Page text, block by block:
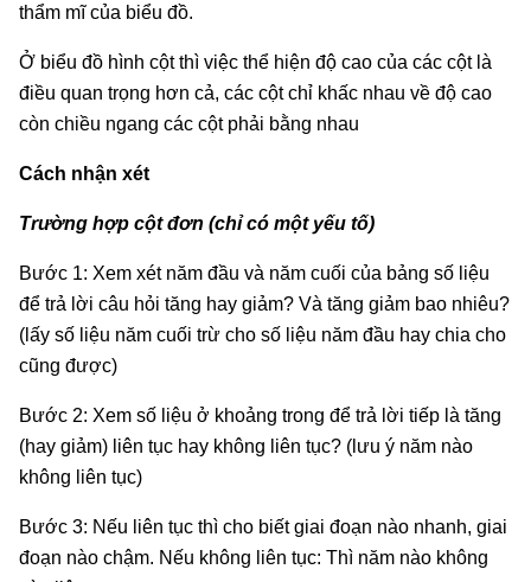
thẩm mĩ của biểu đồ.
Ở biểu đồ hình cột thì việc thể hiện độ cao của các cột là
điều quan trọng hơn cả, các cột chỉ khấc nhau về độ cao
còn chiều ngang các cột phải bằng nhau
Cách nhận xét
Trường hợp cột đơn (chỉ có một yếu tố)
Bước 1: Xem xét năm đầu và năm cuối của bảng số liệu
để trả lời câu hỏi tăng hay giảm? Và tăng giảm bao nhiêu?
(lấy số liệu năm cuối trừ cho số liệu năm đầu hay chia cho
cũng được)
Bước 2: Xem số liệu ở khoảng trong để trả lời tiếp là tăng
(hay giảm) liên tục hay không liên tục? (lưu ý năm nào
không liên tục)
Bước 3: Nếu liên tục thì cho biết giai đoạn nào nhanh, giai
đoạn nào chậm. Nếu không liên tục: Thì năm nào không